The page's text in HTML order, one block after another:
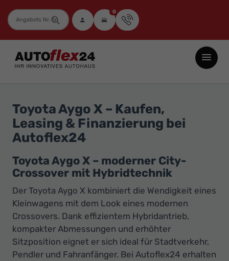
Fahrzeugnummer 0
Autoflex24
GmbH
Neuwagen
Jahreswagen
und
Gebrauchtwagen
zu
Top-
Preisen
-
Ihr
Innovatives
Toyota Aygo X – Kaufen,
Leasing & Finanzierung bei
Autoflex24
Toyota Aygo X – moderner City-
Crossover mit Hybridtechnik
Der Toyota Aygo X kombiniert die Wendigkeit eines
Kleinwagens mit dem Look eines modernen
Crossovers. Dank effizientem Hybridantrieb,
kompakter Abmessungen und erhöhter
Sitzposition eignet er sich ideal für Stadtverkehr,
Pendler und Fahranfänger. Bei Autoflex24 erhalten